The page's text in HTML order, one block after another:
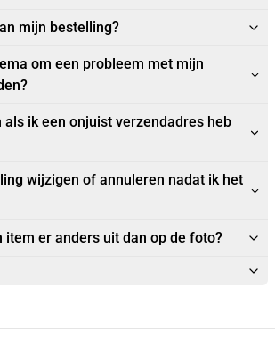
mijn bestelling?
om een probleem met mijn
als ik een onjuist verzendadres heb
wijzigen of annuleren nadat ik het
item er anders uit dan op de foto?